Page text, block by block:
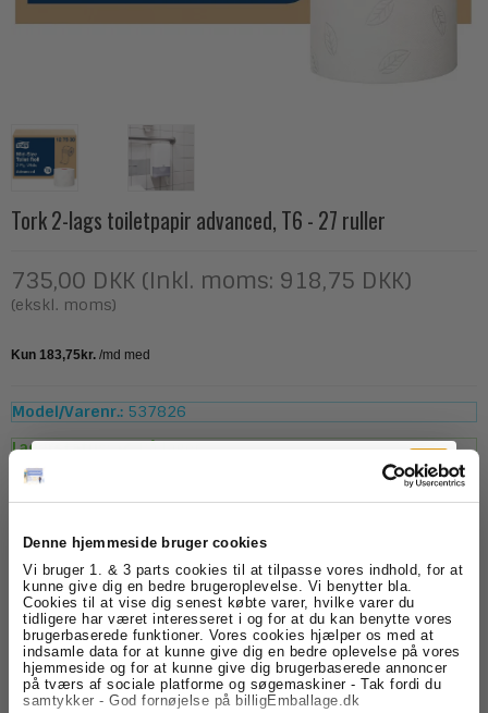
Denne hjemmeside bruger cookies
Vi bruger 1. & 3 parts cookies til at tilpasse vores indhold, for at
kunne give dig en bedre brugeroplevelse. Vi benytter bla.
Cookies til at vise dig senest købte varer, hvilke varer du
tidligere har været interesseret i og for at du kan benytte vores
brugerbaserede funktioner. Vores cookies hjælper os med at
indsamle data for at kunne give dig en bedre oplevelse på vores
hjemmeside og for at kunne give dig brugerbaserede annoncer
på tværs af sociale platforme og søgemaskiner - Tak fordi du
samtykker - God fornøjelse på billigEmballage.dk
Tork 2-lags toiletpapir advanced, T6 - 27 ruller
735,00 DKK (Inkl. moms: 918,75 DKK)
(ekskl. moms)
Model/Varenr.: 537826
Lagerstatus:
Beskrivelse Specifikationer
Tork Advanced T6 2-lags Toiletpapir Mid-size – 100
meter
Blødt og absorberende 2-lags toiletpapir fra Tork,
udviklet til T6 Mid-size dispensersystemer. Toiletpapiret
er velegnet til toiletområder med middel brugerfrekvens,
Tilmeld dig
nyhedsbrevet
Få skarpe tilbud, nyheder og eksklusive
kundefordele, direkte i din indbakke.